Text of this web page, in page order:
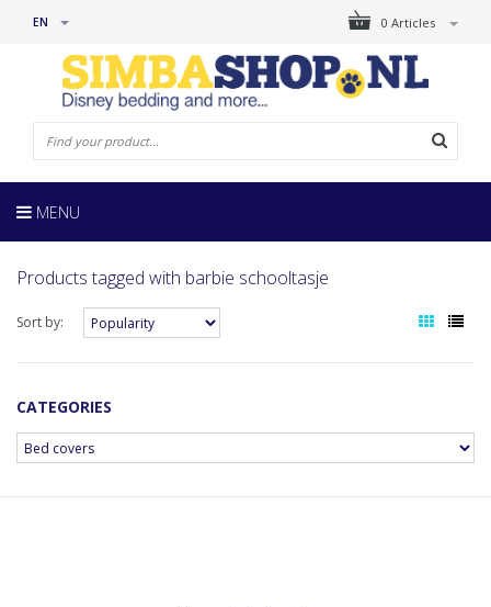
0 Articles
EN
MENU
Products tagged with barbie schooltasje
Sort by:
CATEGORIES